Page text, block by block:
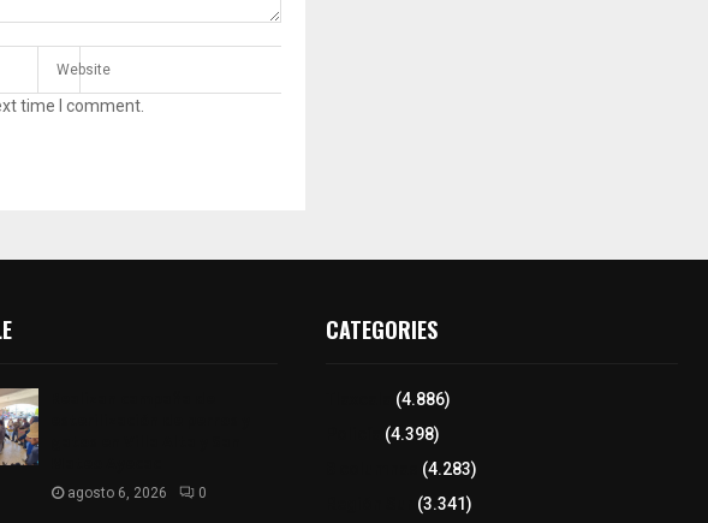
time I comment.
agosto 6, 2026 0
CATEGORIES
(4.886)
(4.398)
(4.283)
(3.341)